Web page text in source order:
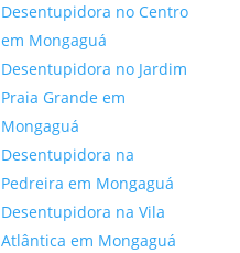
Desentupidora no Centro
em Mongaguá
Desentupidora no Jardim
Praia Grande em
Mongaguá
Desentupidora na
Pedreira em Mongaguá
Desentupidora na Vila
Atlântica em Mongaguá